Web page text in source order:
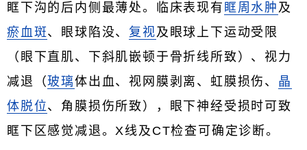
眶下沟的后内侧最薄处。临床表现有 眶周水肿 及
瘀血斑、眼球陷没、 复视及眼球上下运动受限
（眼下直肌、下斜肌嵌顿于骨折线所致）、视力
减退（玻璃体出血、视网膜剥离、虹膜损伤、 晶
体脱位、角膜损伤所致），眼下神经受损时可致
眶下区感觉减退。X线及CT检查可确定诊断。